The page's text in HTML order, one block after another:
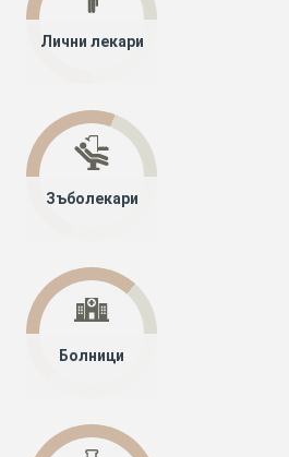
Лични лекари
Зъболекари
Болници